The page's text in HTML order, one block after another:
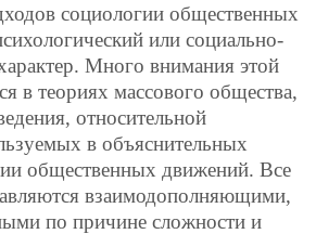
социологии общественных
или социально-
Много внимания этой
в теориях массового общества,
относительной
в объяснительных
общественных движений. Все
взаимодополняющими,
по причине сложности и